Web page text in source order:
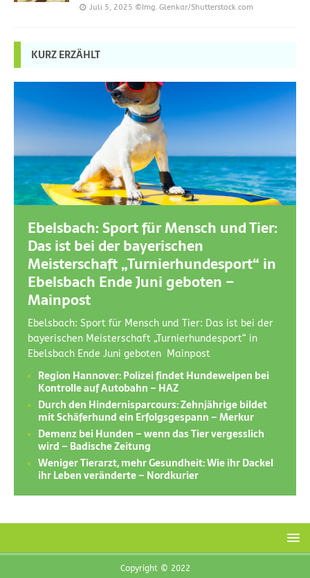
Juli 5, 2025 ©Img. Glenkar/Shutterstock.com
KURZ ERZÄHLT
Ebelsbach: Sport für Mensch und Tier:
Das ist bei der bayerischen
Meisterschaft „Turnierhundesport“ in
Ebelsbach Ende Juni geboten –
Mainpost
Ebelsbach: Sport für Mensch und Tier: Das ist bei der
bayerischen Meisterschaft „Turnierhundesport“ in
Ebelsbach Ende Juni geboten Mainpost
Region Hannover: Polizei findet Hundewelpen bei
Kontrolle auf Autobahn – HAZ
Durch den Hindernisparcours: Zehnjährige bildet
mit Schäferhund ein Erfolgsgespann – Merkur
Demenz bei Hunden – wenn das Tier vergesslich
wird – Badische Zeitung
Weniger Tierarzt, mehr Gesundheit: Wie ihr Dackel
ihr Leben veränderte – Nordkurier
Copyright © 2022